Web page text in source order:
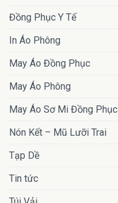
Đồng Phục Y Tế
In Áo Phông
May Áo Đồng Phục
May Áo Phông
May Áo Sơ Mi Đồng Phục
Nón Kết – Mũ Lưỡi Trai
Tạp Dề
Tin tức